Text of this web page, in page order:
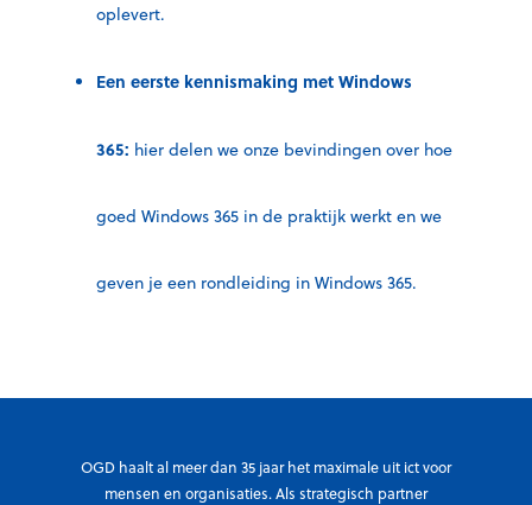
oplevert.
Een eerste kennismaking met Windows
365: hier delen we onze bevindingen over hoe
goed Windows 365 in de praktijk werkt en we
geven je een rondleiding in Windows 365.
OGD haalt al meer dan 35 jaar het maximale uit ict voor
mensen en organisaties. Als strategisch partner